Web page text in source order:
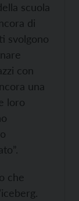
scuola
di
svolgono
con
una
loro
che